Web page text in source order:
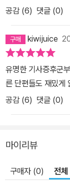
는 소란을 가라앉히
공감 (6) 댓글 (0)
kiwijuice
유명한 기사증후군
른 단편들도 재밌게
공감 (6) 댓글 (0)
마이리뷰
구매자 (0) 전